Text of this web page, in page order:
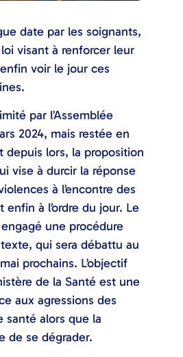
date par les soignants,
visant à renforcer leur
voir le jour ces
par l’Assemblée
2024, mais restée en
depuis lors, la proposition
vise à durcir la réponse
à l’encontre des
à l’ordre du jour. Le
une procédure
qui sera débattu au
prochains. L’objectif
de la Santé est une
aux agressions des
santé alors que la
de se dégrader.